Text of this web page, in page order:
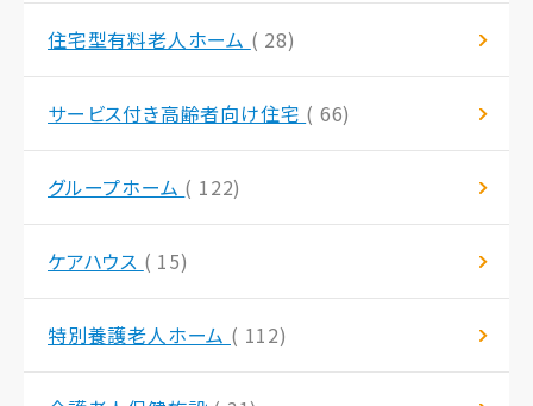
住宅型有料老人ホーム ( 28)
サービス付き高齢者向け住宅 ( 66)
グループホーム ( 122)
ケアハウス ( 15)
特別養護老人ホーム ( 112)